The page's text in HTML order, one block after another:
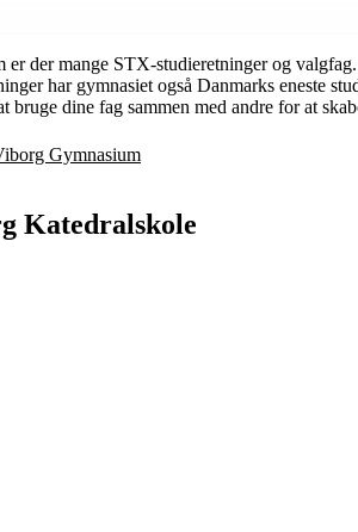
er der mange STX-studieretninger og
har gymnasiet også Danmarks eneste
bruge dine fag sammen med andre for at
Gymnasium
Katedralskole